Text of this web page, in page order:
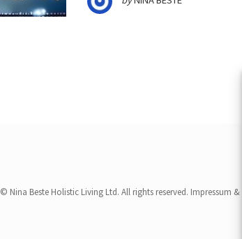
© Nina Beste Holistic Living Ltd. All rights reserved. Impressum &